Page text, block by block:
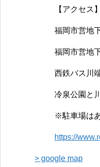
【アクセス】
福岡市営地
福岡市営地
西鉄バス川
冷泉公園と
※駐車場は
https://
> google map